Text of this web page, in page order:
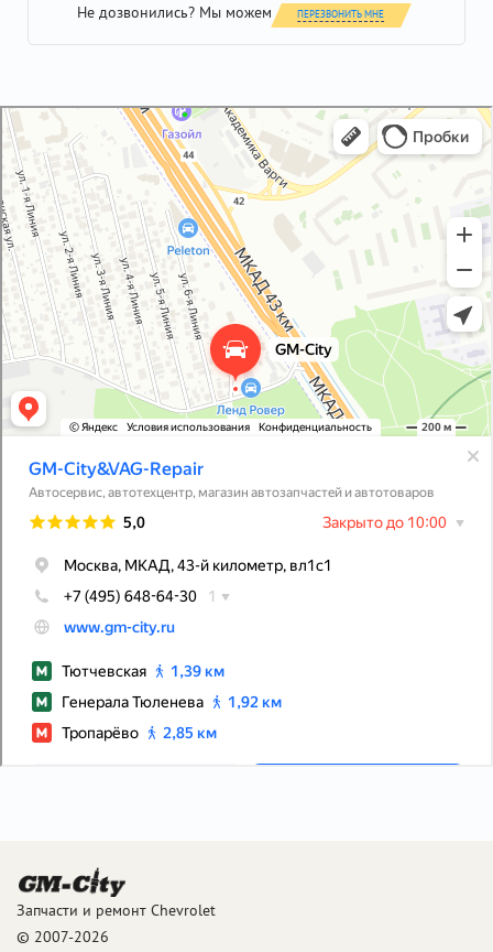
Не дозвонились? Мы можем ПЕРЕЗВОНИТЬ МНЕ
GM-City&VAG-Repair
Автосервис, автотехцентр в Москве
Магазин автозапчастей и автотоваров в Москве
Запчасти и ремонт Chevrolet
© 2007-2026